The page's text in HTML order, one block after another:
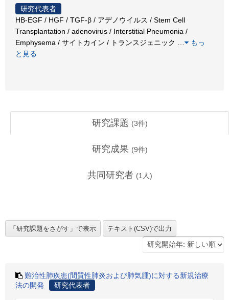
研究代表者
HB-EGF / HGF / TGF-β / アデノウイルス / Stem Cell
Transplantation / adenovirus / Interstitial Pneumonia /
Emphysema / サイトカイン / トランスジェニック
もっ
と見る
研究課題 (3件)
研究成果 (9件)
共同研究者 (1 人)
難治性肺疾患(間質性肺炎および肺気腫)に対する新規治療
法の開発
研究代表者